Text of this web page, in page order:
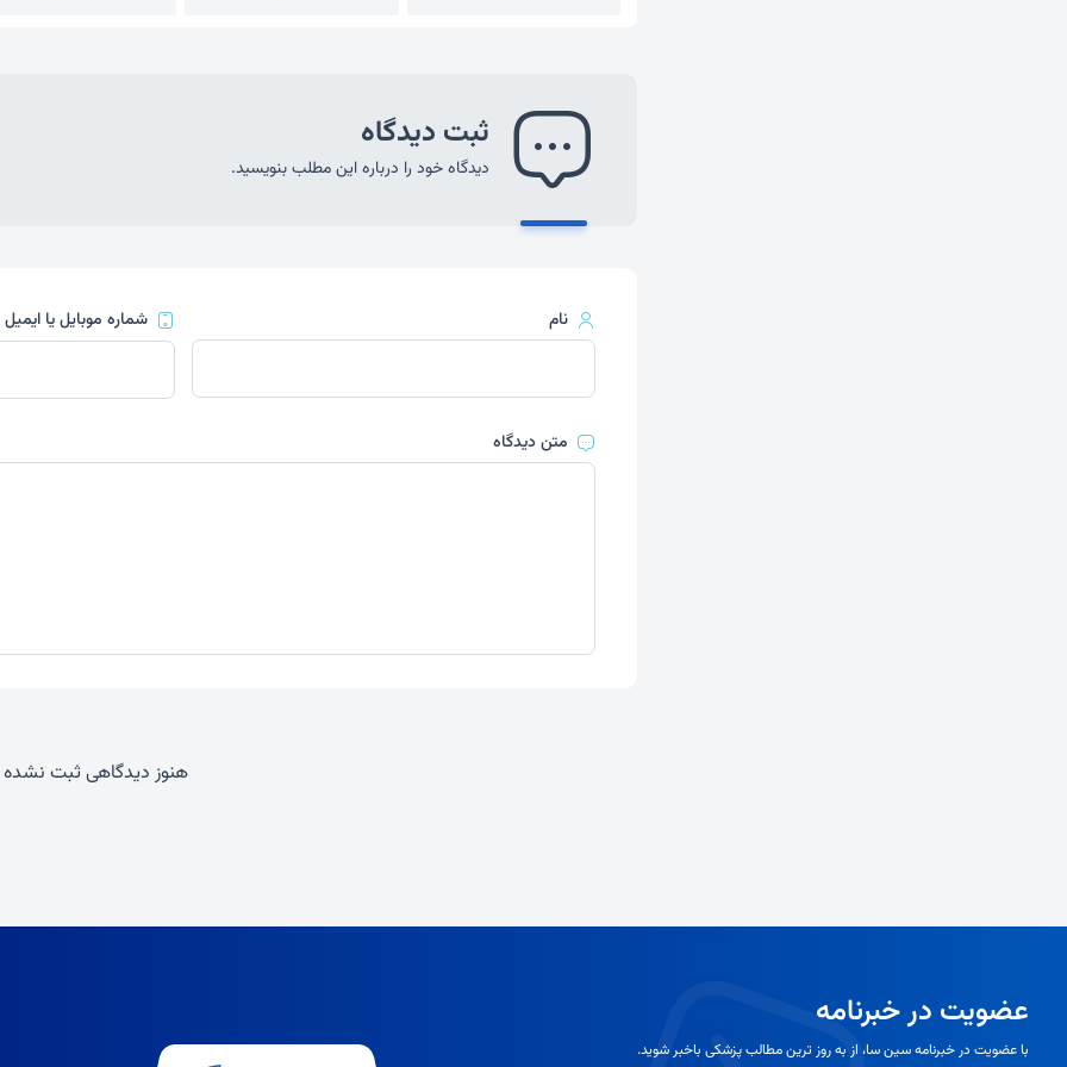
ثبت دیدگاه
دیدگاه خود را درباره این مطلب بنویسید.
نام شماره موبایل یا ایمیل
متن دیدگاه
هنوز دیدگاهی ثبت
عضویت در خبرنامه
با عضویت در خبرنامه سین سا، از به روز ترین مطالب پزشکی باخبر شوید.